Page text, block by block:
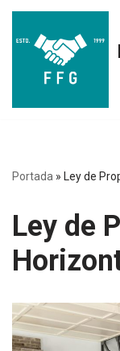
Saltar
contenido
Portada » Ley de
Ley de